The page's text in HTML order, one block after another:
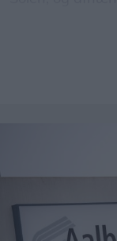
Formørkelsen
før
at opleve
For mange